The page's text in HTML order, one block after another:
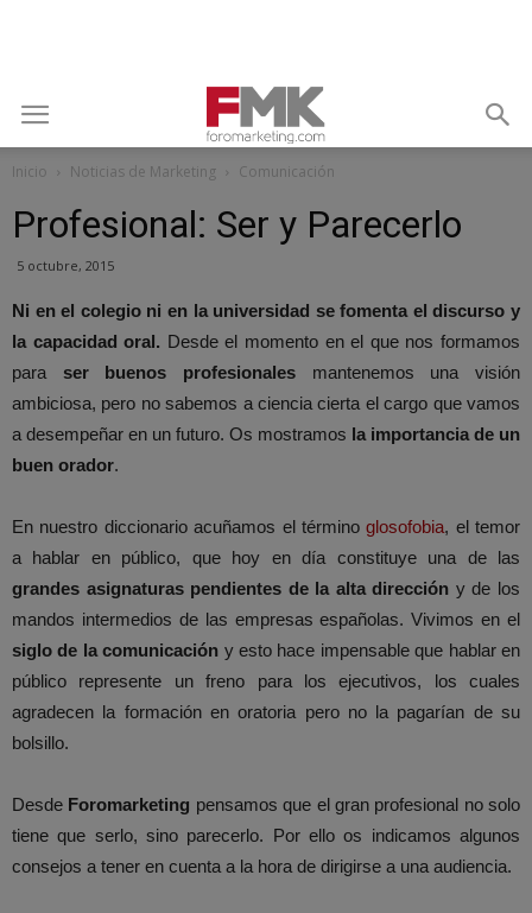
Inicio Noticias de Marketing Comunicación
Profesional: Ser y Parecerlo
5 octubre, 2015
Ni en el colegio ni en la universidad se fomenta el discurso y
la capacidad oral. Desde el momento en el que nos formamos
para ser buenos profesionales mantenemos una visión
ambiciosa, pero no sabemos a ciencia cierta el cargo que vamos
a desempeñar en un futuro. Os mostramos la importancia de un
buen orador.
En nuestro diccionario acuñamos el términoglosofobia, el temor
a hablar en público, que hoy en día constituye una de las
grandes asignaturas pendientes de la alta dirección y de los
mandos intermedios de las empresas españolas. Vivimos en el
siglo de la comunicación y esto hace impensable que hablar en
público represente un freno para los ejecutivos, los cuales
agradecen la formación en oratoria pero no la pagarían de su
bolsillo.
Desde Foromarketing pensamos que el gran profesional no solo
tiene que serlo, sino parecerlo. Por ello os indicamos algunos
consejos a tener en cuenta a la hora de dirigirse a una audiencia.